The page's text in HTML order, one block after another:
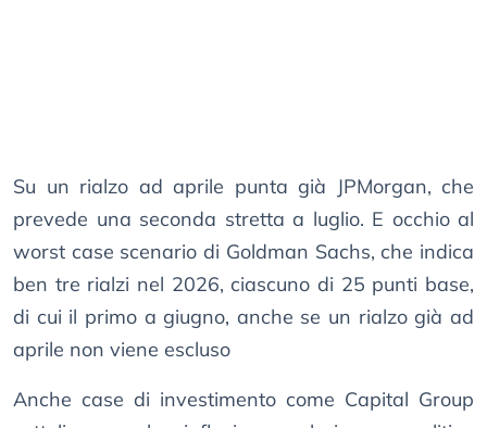
Su un rialzo ad aprile punta già JPMorgan, che
prevede una seconda stretta a luglio. E occhio al
worst case scenario di Goldman Sachs, che indica
ben tre rialzi nel 2026, ciascuno di 25 punti base,
di cui il primo a giugno, anche se un rialzo già ad
aprile non viene escluso
Anche case di investimento come Capital Group